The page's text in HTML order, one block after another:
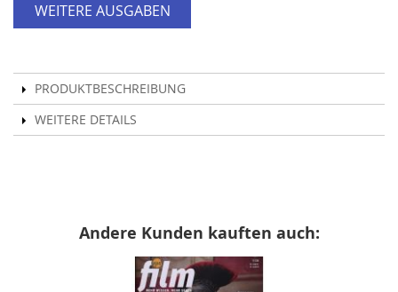
WEITERE AUSGABEN
PRODUKTBESCHREIBUNG
WEITERE DETAILS
Andere Kunden kauften auch: